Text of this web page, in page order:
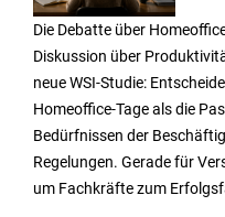
Die Debatte über
Diskussion über
neue WSI-Studie:
Homeoffice-Tage als die
Bedürfnissen der
Regelungen. Gerade für
um Fachkräfte zum